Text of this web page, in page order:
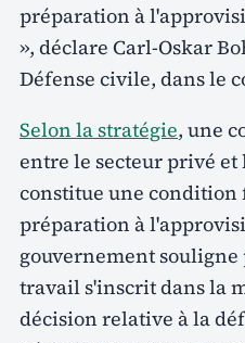
préparation à
», déclare Carl-Oskar
Défense civile, dans le
Selon la stratégie, une
entre le secteur privé et
constitue une
préparation à
gouvernement
travail s'inscrit dans la
décision relative à la